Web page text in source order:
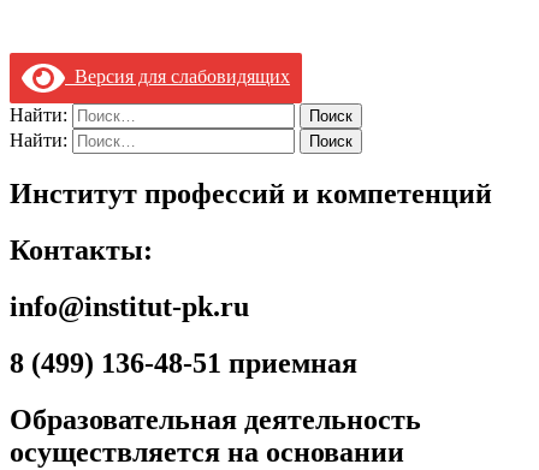
Версия для слабовидящих
Найти:
Найти:
Институт профессий и компетенций
Контакты:
info@institut-pk.ru
8 (499) 136-48-51 приемная
Образовательная деятельность
осуществляется на основании